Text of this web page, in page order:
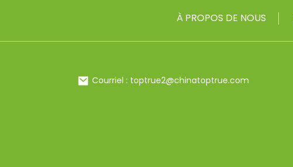
À PROPOS DE NOUS
Courriel : toptrue2@chinatoptrue.com